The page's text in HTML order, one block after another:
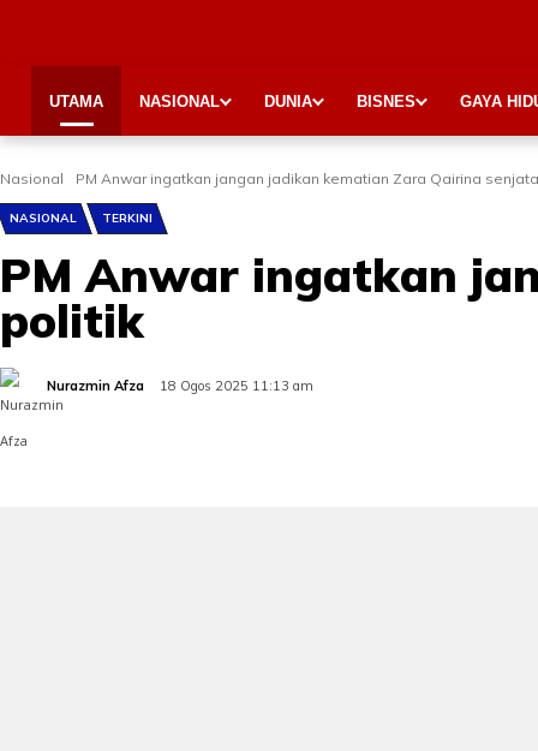
UTAMA NASIONAL DUNIA BISNES GAYA
Nasional PM Anwar ingatkan jangan jadikan kematian Zara Qairina
NASIONAL TERKINI
PM Anwar ingatkan
politik
Nurazmin Afza 18 Ogos 2025 11:13 am